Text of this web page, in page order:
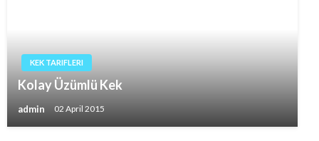
KEK TARIFLERI
Kolay Üzümlü Kek
admin 02 April 2015